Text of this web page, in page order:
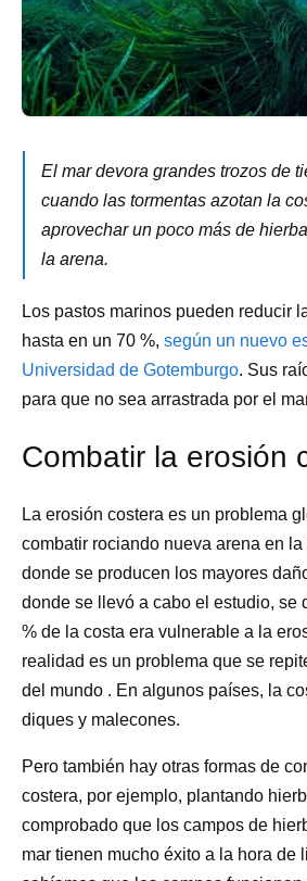
El mar devora grandes trozos de
cuando las tormentas azotan la
aprovechar un poco más de
la arena.
Los pastos marinos pueden reducir
hasta en un 70 %, según un nuevo
Universidad de Gotemburgo. Sus
para que no sea arrastrada por el
Combatir la erosión
La erosión costera es un problema
combatir rociando nueva arena en
donde se producen los mayores
donde se llevó a cabo el estudio, se
% de la costa era vulnerable a la
realidad es un problema que se
del mundo . En algunos países, la
diques y malecones.
Pero también hay otras formas de
costera, por ejemplo, plantando
comprobado que los campos de
mar tienen mucho éxito a la hora de